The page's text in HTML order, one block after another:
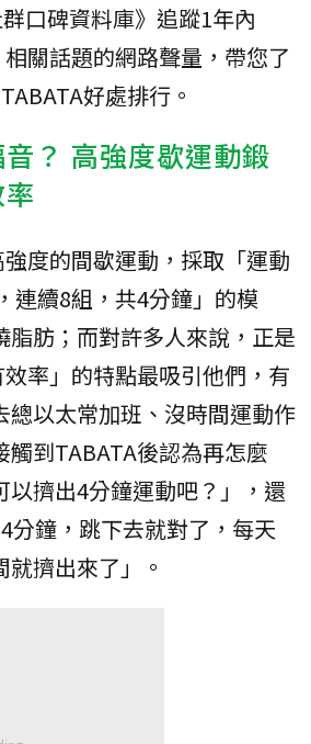
口碑資料庫》追蹤1年內
相關話題的網路聲量，帶您了
好處排行。
？ 高強度歇運動鍛
度的間歇運動，採取「運動
連續8組，共4分鐘」的模
脂肪；而對許多人來說，正是
率」的特點最吸引他們，有
總以太常加班、沒時間運動作
觸到TABATA後認為再怎麼
以擠出4分鐘運動吧？」，還
分鐘，跳下去就對了，每天
擠出來了」。